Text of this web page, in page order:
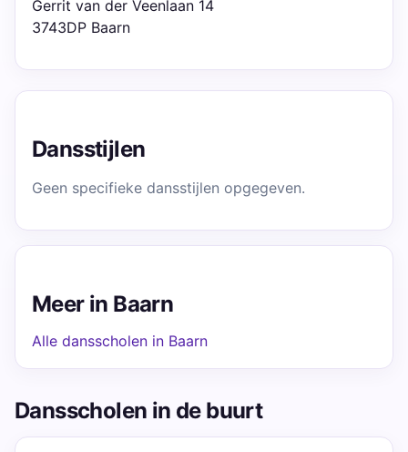
Gerrit van der Veenlaan 14
3743DP Baarn
Dansstijlen
Geen specifieke dansstijlen opgegeven.
Meer in Baarn
Alle dansscholen in Baarn
Dansscholen in de buurt